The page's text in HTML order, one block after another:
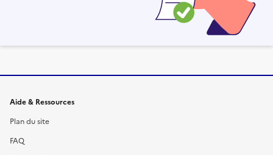
Informations et liens du site
Aide & Ressources
Plan du site
FAQ